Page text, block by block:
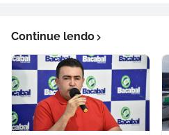
Continue lendo